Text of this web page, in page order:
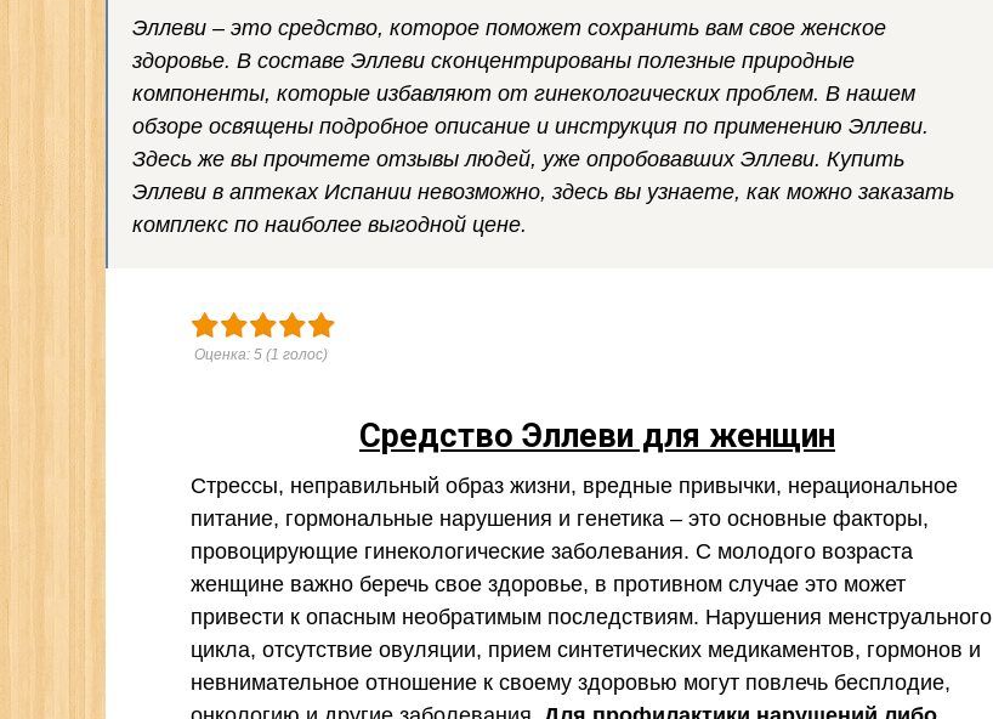
Эллеви – это средство, которое поможет сохранить вам свое женское
здоровье. В составе Эллеви сконцентрированы полезные природные
компоненты, которые избавляют от гинекологических проблем. В нашем
обзоре освящены подробное описание и инструкция по применению Эллеви.
Здесь же вы прочтете отзывы людей, уже опробовавших Эллеви. Купить
Эллеви в аптеках Испании невозможно, здесь вы узнаете, как можно заказать
комплекс по наиболее выгодной цене.
Оценка: 5 (1 голос)
Средство Эллеви для женщин
Стрессы, неправильный образ жизни, вредные привычки, нерациональное
питание, гормональные нарушения и генетика – это основные факторы,
провоцирующие гинекологические заболевания. С молодого возраста
женщине важно беречь свое здоровье, в противном случае это может
привести к опасным необратимым последствиям. Нарушения менструального
цикла, отсутствие овуляции, прием синтетических медикаментов, гормонов и
невнимательное отношение к своему здоровью могут повлечь бесплодие,